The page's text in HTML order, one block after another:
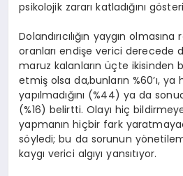
psikolojik zararı katladığını gö
Dolandırıcılığın yaygın
oranları endişe verici derecede
maruz kalanların üçte ikisinden
etmiş olsada,bunların %60’ı, ya
yapılmadığını (%44) ya da
(%16) belirtti. Olayı hiç
yapmanın hiçbir fark
söyledi; bu da sorunun yö
kaygı verici algıyı yansıtıyor.